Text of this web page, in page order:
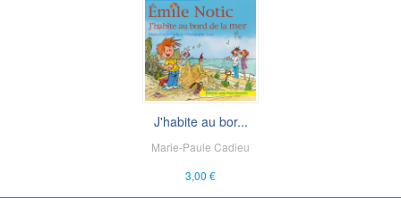
J'habite au bor...
Marie-Paule Cadieu
3,00 €